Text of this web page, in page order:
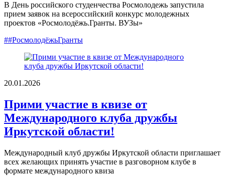
В День российского студенчества Росмолодежь запустила
прием заявок на всероссийский конкурс молодежных
проектов «Росмолодёжь.Гранты. ВУЗы»
##РосмолодёжьГранты
20.01.2026
Прими участие в квизе от
Международного клуба дружбы
Иркутской области!
Международный клуб дружбы Иркутской области приглашает
всех желающих принять участие в разговорном клубе в
формате международного квиза